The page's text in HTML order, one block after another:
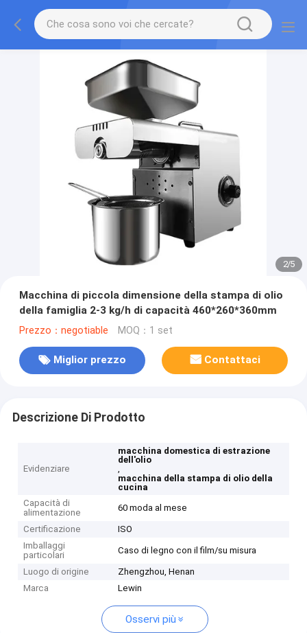
2/5
Macchina di piccola dimensione della stampa di olio
della famiglia 2-3 kg/h di capacità 460*260*360mm
Prezzo：negotiable MOQ：1 set
Miglior prezzo Contattaci
Descrizione Di Prodotto
Evidenziare
macchina domestica di estrazione
dell'olio
,
macchina della stampa di olio della
cucina
Capacità di
alimentazione
60 moda al mese
Certificazione
ISO
Imballaggi
particolari
Caso di legno con il film/su misura
Luogo di origine
Zhengzhou, Henan
Marca
Lewin
Osservi più